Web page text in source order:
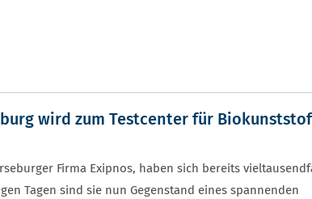
wird zum Testcenter für
Firma Exipnos, haben sich bereits
Tagen sind sie nun Gegenstand eines spannenden